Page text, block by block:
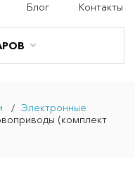
Блог Контакты
Электронные
(комплект